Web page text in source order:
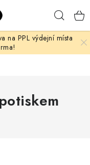
na PPL výdejní místa